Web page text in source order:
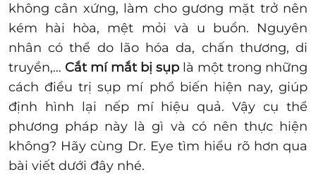
không cân xứng, làm cho gương mặt trở nên
kém hài hòa, mệt mỏi và u buồn. Nguyên
nhân có thể do lão hóa da, chấn thương, di
truyền,… Cắt mí mắt bị sụp là một trong những
cách điều trị sụp mí phổ biến hiện nay, giúp
định hình lại nếp mí hiệu quả. Vậy cụ thể
phương pháp này là gì và có nên thực hiện
không? Hãy cùng Dr. Eye tìm hiểu rõ hơn qua
bài viết dưới đây nhé.